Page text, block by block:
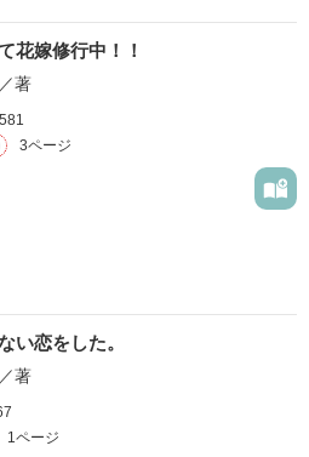
。
げる、穏やかで楽しくて、切な
のなら…」
」
花嫁修行中！！
著
3ページ
ノ達が奏でる、本当の愛を見つけ
い恋をした。
著
1ページ